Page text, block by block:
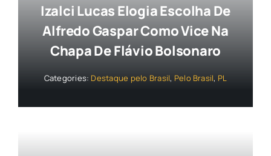
Izalci Lucas Elogia Escolha De
Alfredo Gaspar Como Vice Na
Chapa De Flávio Bolsonaro
Categories: Destaque pelo Brasil, Pelo Brasil, PL